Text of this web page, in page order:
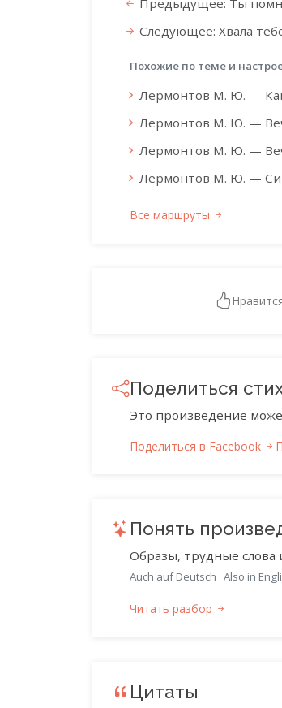
Следующее: Хвала
Похожие по теме и
Лермонтов М. Ю. —
Лермонтов М. Ю. —
Лермонтов М. Ю. —
Лермонтов М. Ю. —
Все маршруты
Поделиться
Это произведение
Поделиться в Facebook
Понять
Образы, трудные слова
Auch auf Deutsch · Also in
Читать разбор
Цитаты